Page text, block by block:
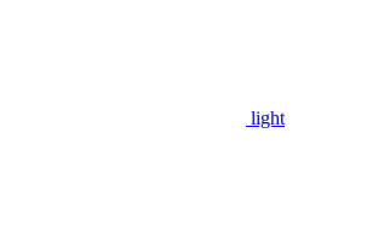
light